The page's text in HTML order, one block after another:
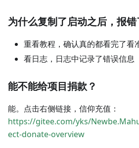
为什么复制了启动之后，报错
重看教程，确认真的都看完了看
看日志，日志中记录了错误信息
能不能给项目捐款？
能。点击右侧链接，信仰充值：
https://gitee.com/yks/
ect-donate-overview